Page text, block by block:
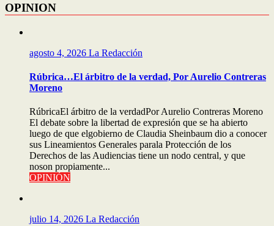
OPINION
agosto 4, 2026 La Redacción
Rúbrica…El árbitro de la verdad, Por Aurelio Contreras
Moreno
RúbricaEl árbitro de la verdadPor Aurelio Contreras Moreno
El debate sobre la libertad de expresión que se ha abierto
luego de que elgobierno de Claudia Sheinbaum dio a conocer
sus Lineamientos Generales parala Protección de los
Derechos de las Audiencias tiene un nodo central, y que
noson propiamente...
OPINIÓN
julio 14, 2026 La Redacción